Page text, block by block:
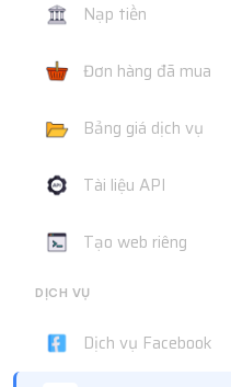
Nạp tiền
Đơn hàng đã mua
Bảng giá dịch vụ
Tài liệu API
Tạo web riêng
DỊCH VỤ
Dịch vụ Facebook
Tùy tình trạng mạng xã
động ổn định hoặc
nhỏ trước khi mua nhiều
web không hỗ trợ giải
chậm hoặc đơn chưa
Các đơn lỗi không
hoàn tiền
Vui lòng đợi đơn
tiếp tục cài đơn
xung đột tài